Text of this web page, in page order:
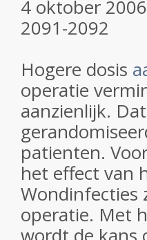
4 oktober
2091-2092
Hogere dosis
operatie
aanzienlijk.
patienten.
het effect van
Wondinfecties
operatie. Met